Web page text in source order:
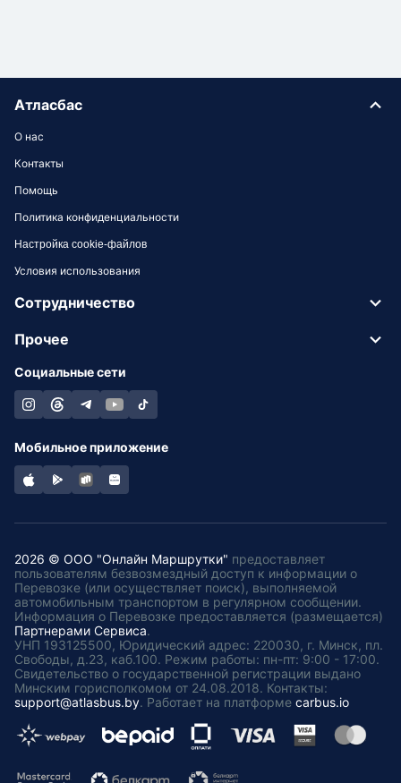
Атласбас
О нас
Контакты
Помощь
Политика конфиденциальности
Настройка cookie-файлов
Условия использования
Сотрудничество
Прочее
Социальные сети
Мобильное приложение
2026 © ООО "Онлайн Маршрутки" предоставляет
пользователям безвозмездный доступ к информации о
Перевозке (или осуществляет поиск), выполняемой
автомобильным транспортом в регулярном сообщении.
Информация о Перевозке предоставляется (размещается)
Партнерами Сервиса.
УНП 193125500, Юридический адрес: 220030, г. Минск, пл.
Свободы, д.23, каб.100. Режим работы: пн-пт: 9:00 - 17:00.
Свидетельство о государственной регистрации выдано
Минским горисполкомом от 24.08.2018. Контакты:
support@atlasbus.by. Работает на платформе carbus.io